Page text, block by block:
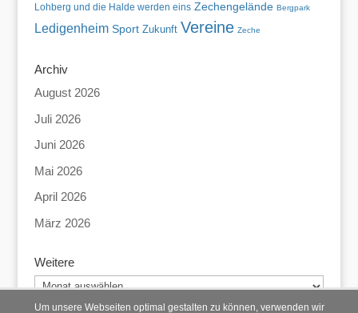
Lohberg und die Halde werden eins Zechengelände Bergpark
Ledigenheim Sport Zukunft Vereine Zeche
Archiv
August 2026
Juli 2026
Juni 2026
Mai 2026
April 2026
März 2026
Weitere
Weitere
Um unsere Webseiten optimal gestalten zu können, verwenden wir